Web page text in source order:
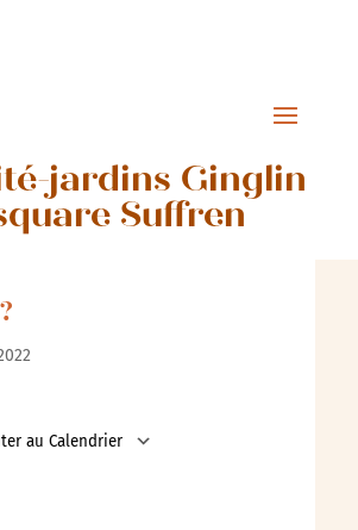
jardins Ginglin
Suffren
au Calendrier